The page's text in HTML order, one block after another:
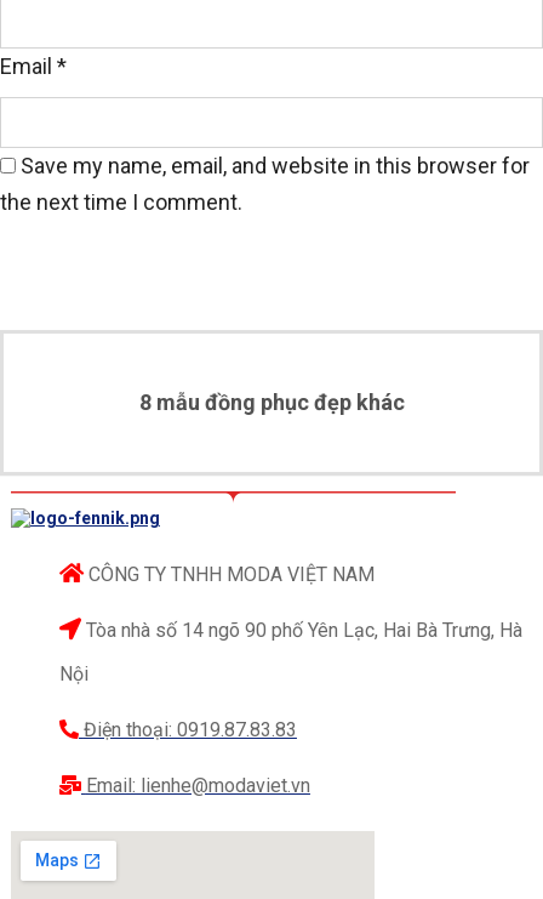
Đồng phục áo khoác gió nữ màu đỏ trơn
Các đường chỉ may vô cùng chắc chắn giúp tăng
hoạt động trong suốt quá trình làm việc.
Để tăng tính tiện dụng cũng như tính thẩm mỹ cho
áo, Fennik đã thiết kế thêm một túi ngực kéo khoá
Email *
Save my name, email, and website in this browser for
the next time I comment.
8 mẫu đồng phục đẹp khác
CÔNG TY TNHH MODA VIỆT NAM
Tòa nhà số 14 ngõ 90 phố Yên Lạc, Hai Bà Trưng, Hà
Nội
Điện thoại: 0919.87.83.83
Email: lienhe@modaviet.vn